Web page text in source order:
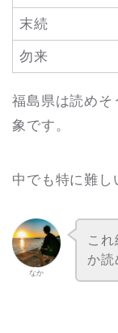
末続
勿来
福島県は読めそ
象です。
中でも特に難し
なか
こ
か